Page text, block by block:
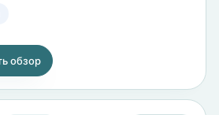
ISPmanager.
обзор